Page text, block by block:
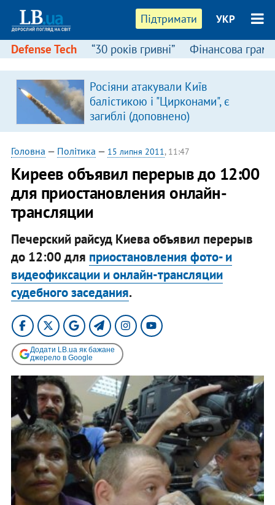
Підтримати УКР
Defense Tech “30 років гривні” Фінансова
Росіяни атакували Київ
балістикою і "Цирконами", є
загиблі (доповнено)
Головна — Політика — 15 липня 2011, 11:47
Киреев объявил перерыв до 12:00
для приостановления онлайн-
трансляции
Печерский райсуд Киева объявил перерыв
до 12:00 для приостановления фото- и
видеофиксации и онлайн-трансляции
судебного заседания.
Додати LB.ua як бажане
джерело в Google